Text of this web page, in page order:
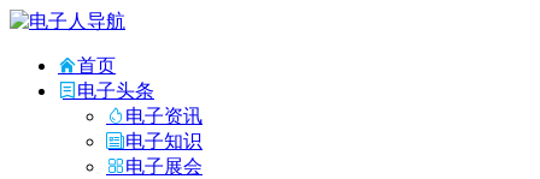
首页
电子头条
电子资讯
电子知识
电子展会